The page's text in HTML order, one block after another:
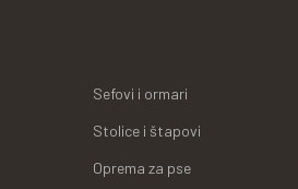
Sefovi i ormari
Stolice i štapovi
Oprema za pse